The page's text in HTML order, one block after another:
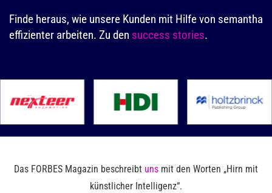
Finde heraus, wie unsere Kunden mit Hilfe von semantha
effizienter arbeiten. Zu den success stories.
Das FORBES Magazin beschreibt uns mit den Worten „Hirn mit
künstlicher Intelligenz“.